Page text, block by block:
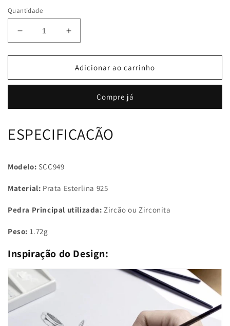
Quantidade
Diminuir
a
quantidade
Pingente
Aumentar
a
quantidade
de
Pingente
Adicionar ao carrinho
Compre já
ESPECIFICAÇÃO
Modelo: SCC949
Material: Prata Esterlina 925
Pedra Principal utilizada: Zircão ou Zirconita
Peso: 1.72g
Inspiração do Design: